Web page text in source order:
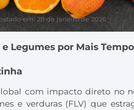
em: 28 de janeiro de 2026
Legumes por Mais Tempo
com impacto direto no
e verduras (FLV) que